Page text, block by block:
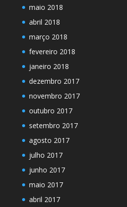
maio 2018
abril 2018
março 2018
fevereiro 2018
janeiro 2018
dezembro 2017
novembro 2017
outubro 2017
setembro 2017
agosto 2017
julho 2017
junho 2017
maio 2017
abril 2017